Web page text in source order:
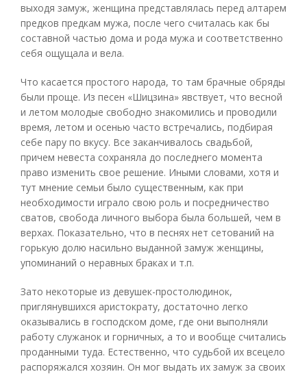
выходя замуж, женщина представлялась перед алтарем
предков предкам мужа, после чего считалась как бы
составной частью дома и рода мужа и соответственно
себя ощущала и вела.
Что касается простого народа, то там брачные обряды
были проще. Из песен «Шицзина» явствует, что весной
и летом молодые свободно знакомились и проводили
время, летом и осенью часто встречались, подбирая
себе пару по вкусу. Все заканчивалось свадьбой,
причем невеста сохраняла до последнего момента
право изменить свое решение. Иными словами, хотя и
тут мнение семьи было существенным, как при
необходимости играло свою роль и посредничество
сватов, свобода личного выбора была большей, чем в
верхах. Показательно, что в песнях нет сетований на
горькую долю насильно выданной замуж женщины,
упоминаний о неравных браках и т.п.
Зато некоторые из девушек-простолюдинок,
приглянувшихся аристократу, достаточно легко
оказывались в господском доме, где они выполняли
работу служанок и горничных, а то и вообще считались
проданными туда. Естественно, что судьбой их всецело
распоряжался хозяин. Он мог выдать их замуж за своих